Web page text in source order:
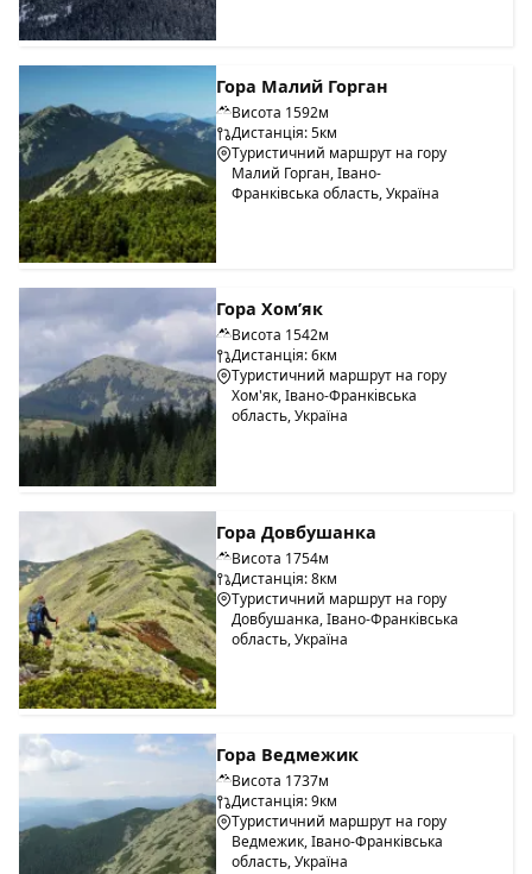
Гора Малий Горган
Висота 1592м
Дистанція: 5км
Туристичний маршрут на гору
Малий Горган, Івано-
Франківська область, Україна
Гора Хом’як
Висота 1542м
Дистанція: 6км
Туристичний маршрут на гору
Хом'як, Івано-Франківська
область, Україна
Гора Довбушанка
Висота 1754м
Дистанція: 8км
Туристичний маршрут на гору
Довбушанка, Івано-Франківська
область, Україна
Гора Ведмежик
Висота 1737м
Дистанція: 9км
Туристичний маршрут на гору
Ведмежик, Івано-Франківська
область, Україна